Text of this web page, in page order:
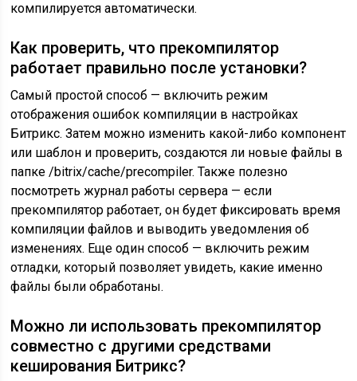
компилируется автоматически.
Как проверить, что прекомпилятор
работает правильно после установки?
Самый простой способ — включить режим
отображения ошибок компиляции в настройках
Битрикс. Затем можно изменить какой-либо компонент
или шаблон и проверить, создаются ли новые файлы в
папке /bitrix/cache/precompiler. Также полезно
посмотреть журнал работы сервера — если
прекомпилятор работает, он будет фиксировать время
компиляции файлов и выводить уведомления об
изменениях. Еще один способ — включить режим
отладки, который позволяет увидеть, какие именно
файлы были обработаны.
Можно ли использовать прекомпилятор
совместно с другими средствами
кеширования Битрикс?